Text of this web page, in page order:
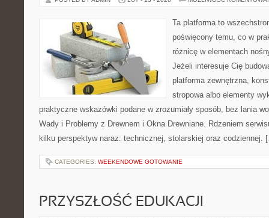
Ta platforma to
poświęcony temu, co w
różnicę w elementach
Jeżeli interesuje Cię
platforma zewnętrzna,
stropowa albo elementy
praktyczne wskazówki podane w zrozumiały sposób, bez lania
Wady i Problemy z Drewnem i Okna Drewniane. Rdzeniem
kilku perspektyw naraz: technicznej, stolarskiej oraz codziennej.
CATEGORIES: WEEKENDOWE GOTOWANIE
PRZYSZŁOŚĆ EDUKACJI